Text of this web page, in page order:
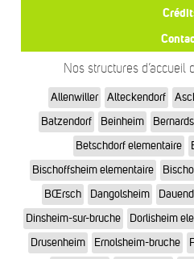
Nos structures d’accueil
Allenwiller Alteckendorf
Batzendorf
Beinheim
Betschdorf elementaire
Bischoffsheim elementaire
BŒrsch
Dangolsheim
Dinsheim-sur-bruche
Dorlisheim
Drusenheim
Ernolsheim-bruche